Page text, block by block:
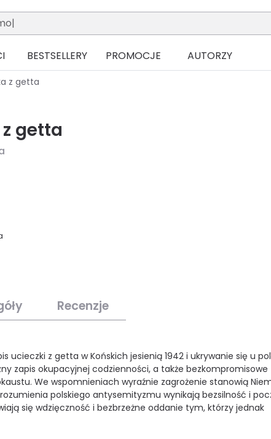
BESTSELLERY PROMOCJE AUTORZY
z getta
getta
Recenzje
z getta w Końskich jesienią 1942 i ukrywanie się u
zapis okupacyjnej codzienności, a także bezkompromisowe
We wspomnieniach wyraźnie zagrożenie stanowią
polskiego antysemityzmu wynikają bezsilność i
się wdzięczność i bezbrzeżne oddanie tym, którzy jednak